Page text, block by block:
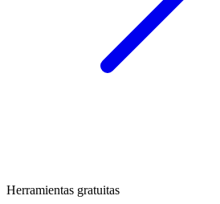
Herramientas gratuitas